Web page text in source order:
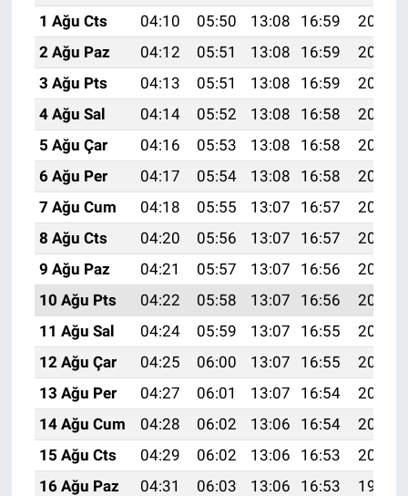
1 Ağu Cts
04:10 05:50 13:08 16:59
20:16
2 Ağu Paz
04:12 05:51 13:08 16:59
20:15
3 Ağu Pts
04:13 05:51 13:08 16:59
20:14
4 Ağu Sal
04:14 05:52 13:08 16:58
20:13
5 Ağu Çar
04:16 05:53 13:08 16:58
20:12
6 Ağu Per
04:17 05:54 13:08 16:58
20:11
7 Ağu Cum
04:18 05:55 13:07 16:57
20:10
8 Ağu Cts
04:20 05:56 13:07 16:57
20:09
9 Ağu Paz
04:21 05:57 13:07 16:56
20:07
10 Ağu Pts
04:22 05:58 13:07 16:56
20:06
11 Ağu Sal
04:24 05:59 13:07 16:55
20:05
12 Ağu Çar
04:25 06:00 13:07 16:55
20:04
13 Ağu Per
04:27 06:01 13:07 16:54
20:03
14 Ağu Cum
04:28 06:02 13:06 16:54
20:01
15 Ağu Cts
04:29 06:02 13:06 16:53
20:00
16 Ağu Paz
04:31 06:03 13:06 16:53
19:59